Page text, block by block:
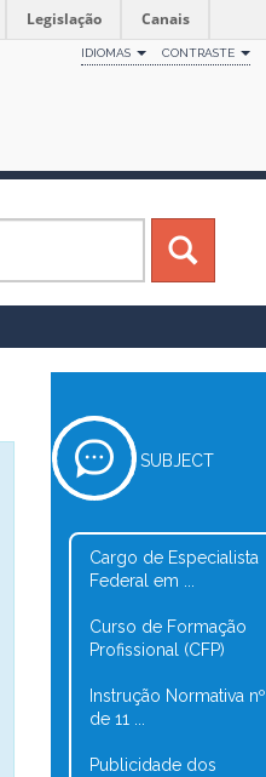
Legislação Canais
IDIOMAS CONTRASTE
SUBJECT
Cargo de Especialista
Federal em ...
Curso de Formação
Profissional (CFP)
Instrução Normativa
de 11 ...
Publicidade dos